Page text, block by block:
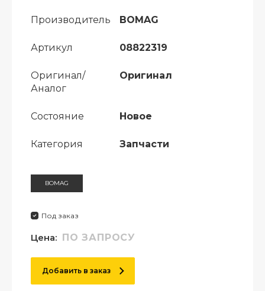
Производитель BOMAG
Артикул 08822319
Оригинал/
Аналог
Оригинал
Состояние Новое
Категория Запчасти
BOMAG
Под заказ
Цена: ПО ЗАПРОСУ
Добавить в заказ